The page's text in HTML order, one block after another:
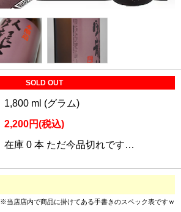
SOLD OUT
1,800 ml (グラム)
2,200円(税込)
在庫 0 本 ただ今品切れです…
※当店店内で商品に掛けてある手書きのスペック表ですｗ